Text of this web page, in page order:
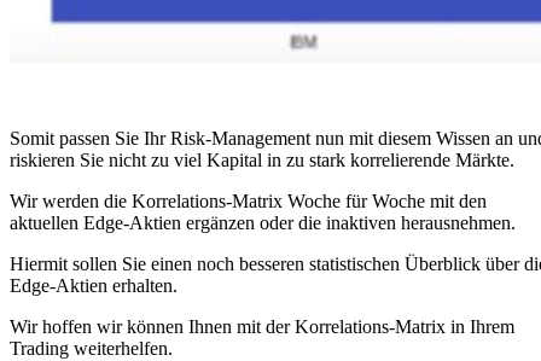
Somit passen Sie Ihr Risk-Management nun mit diesem Wissen an
riskieren Sie nicht zu viel Kapital in zu stark korrelierende Märkte.
Wir werden die Korrelations-Matrix Woche für Woche mit den
aktuellen Edge-Aktien ergänzen oder die inaktiven herausnehmen.
Hiermit sollen Sie einen noch besseren statistischen Überblick über
Edge-Aktien erhalten.
Wir hoffen wir können Ihnen mit der Korrelations-Matrix in Ihrem
Trading weiterhelfen.